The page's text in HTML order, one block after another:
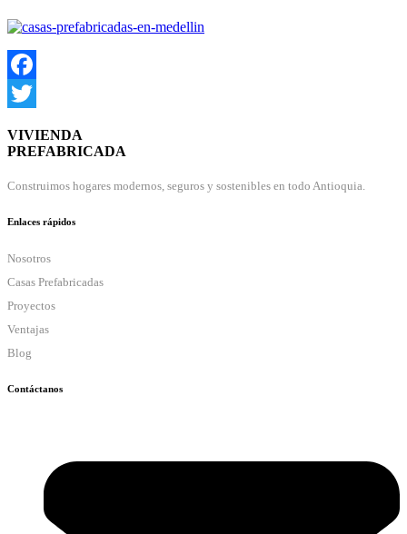
Facebook
VIVIENDA
PREFABRICADA
Construimos hogares modernos, seguros y sostenibles en todo Antioquia.
Enlaces rápidos
Nosotros
Casas Prefabricadas
Proyectos
Ventajas
Blog
Contáctanos